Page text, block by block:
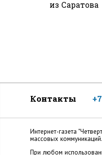
из Саратова
Контакты
Интернет-газета
массовых коммуникаций.
При любом